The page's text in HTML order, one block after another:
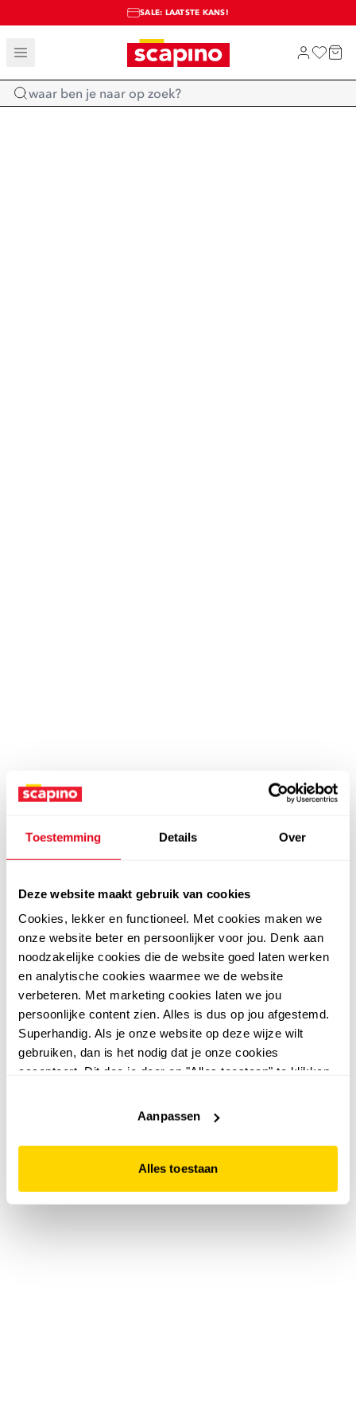
Toestemming Details Over
Deze website maakt gebruik van cookies
Cookies, lekker en functioneel. Met cookies maken we
onze website beter en persoonlijker voor jou. Denk aan
noodzakelijke cookies die de website goed laten werken
en analytische cookies waarmee we de website
verbeteren. Met marketing cookies laten we jou
persoonlijke content zien. Alles is dus op jou afgestemd.
Superhandig. Als je onze website op deze wijze wilt
gebruiken, dan is het nodig dat je onze cookies
accepteert. Dit doe je door op "Alles toestaan" te klikken.
website niet optimaal functioneert.
Aanpassen
Alles toestaan
TOT 70% KORTING OP SALE
SALE: LAATSTE KANS!
SHOP NIEUW
Home